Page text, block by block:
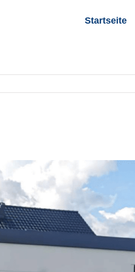
Startseite